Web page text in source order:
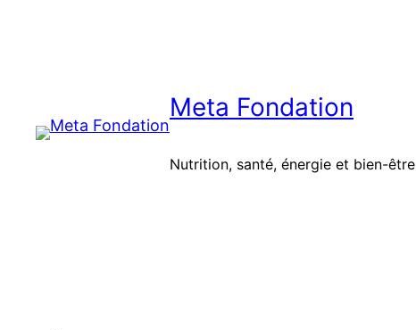
Meta Fondation
Nutrition, santé, énergie et bien-être